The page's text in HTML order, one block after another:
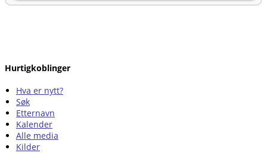
Hurtigkoblinger
Hva er nytt?
Søk
Etternavn
Kalender
Alle media
Kilder